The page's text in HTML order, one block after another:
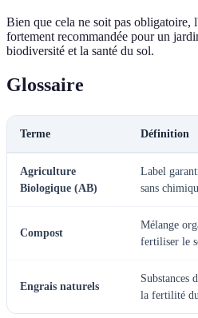
Bien que cela ne soit pas obligatoire,
fortement recommandée pour un
biodiversité et la santé du sol.
Glossaire
Terme Définition
Agriculture
Biologique (AB)
Label
sans
Compost
Mélange
fertiliser le
Engrais naturels
Substances
la fertilité du